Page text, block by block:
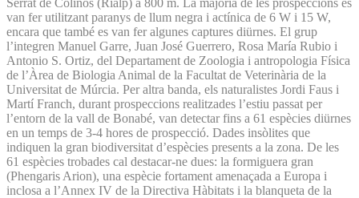
van fer utilitzant paranys de llum negra i actínica de 6 W i 15 W,
encara que també es van fer algunes captures diürnes. El grup
l’integren Manuel Garre, Juan José Guerrero, Rosa María Rubio i
Antonio S. Ortiz, del Departament de Zoologia i antropologia Física
de l’Àrea de Biologia Animal de la Facultat de Veterinària de la
Universitat de Múrcia. Per altra banda, els naturalistes Jordi Faus i
Martí Franch, durant prospeccions realitzades l’estiu passat per
l’entorn de la vall de Bonabé, van detectar fins a 61 espècies diürnes
en un temps de 3-4 hores de prospecció. Dades insòlites que
indiquen la gran biodiversitat d’espècies presents a la zona. De les
61 espècies trobades cal destacar-ne dues: la formiguera gran
(Phengaris Arion), una espècie fortament amenaçada a Europa i
inclosa a l’Annex IV de la Directiva Hàbitats i la blanqueta de la